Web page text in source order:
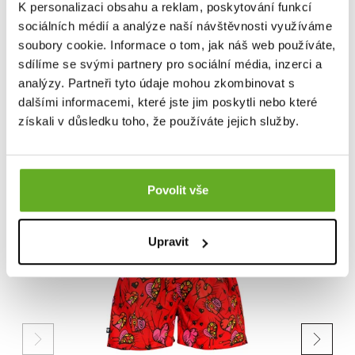
K personalizaci obsahu a reklam, poskytování funkcí
sociálních médií a analýze naší návštěvnosti využíváme
soubory cookie. Informace o tom, jak náš web používáte,
sdílíme se svými partnery pro sociální média, inzerci a
analýzy. Partneři tyto údaje mohou zkombinovat s
dalšími informacemi, které jste jim poskytli nebo které
získali v důsledku toho, že používáte jejich služby.
Povolit vše
Upravit
Dieses Produkt wurde noch nicht bewertet.
Um eine Bewertung hinzuzufügen, müssen Sie sich einloggen.
Bewerten Sie das Produkt
ÄHNLICHE PRODUKTE